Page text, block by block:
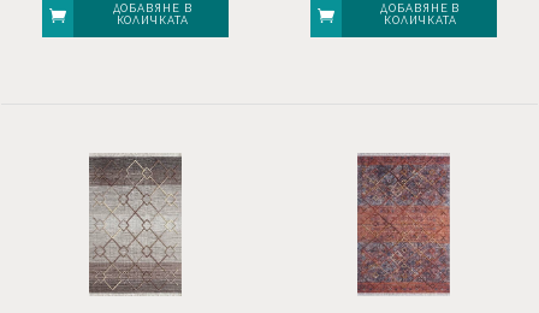
ДОБАВЯНЕ В
КОЛИЧКАТА
ДОБАВЯНЕ В
КОЛИЧКАТА